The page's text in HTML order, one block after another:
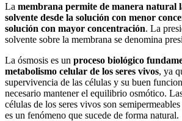
La membrana permite de manera natural
solvente desde la solución con menor
solución con mayor concentración. La
solvente sobre la membrana se denomina
La ósmosis es un proceso biológico
metabolismo celular de los seres vivos, ya
supervivencia de las células y su buen
necesario mantener el equilibrio osmótico.
células de los seres vivos son
es un fenómeno que sucede de forma natural.